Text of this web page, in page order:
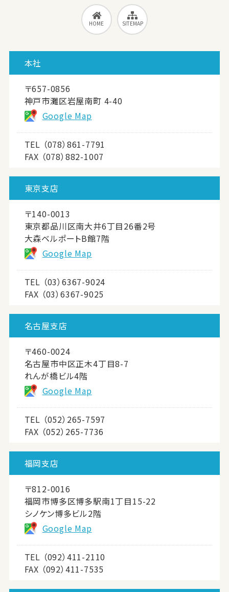
HOME SITEMAP
本社
〒657-0856
神戸市灘区岩屋南町 4-40
Google Map
TEL （078）861-7791
FAX （078）882-1007
東京支店
〒140-0013
東京都品川区南大井6丁目26番2号
大森ベルポートB館7階
Google Map
TEL （03）6367-9024
FAX （03）6367-9025
名古屋支店
〒460-0024
名古屋市中区正木4丁目8-7
れんが橋ビル4階
Google Map
TEL （052）265-7597
FAX （052）265-7736
福岡支店
〒812-0016
福岡市博多区博多駅南1丁目15-22
シノケン博多ビル2階
Google Map
TEL （092）411-2110
FAX （092）411-7535